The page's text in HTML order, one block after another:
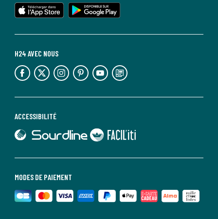
MODES DE PAIEMENT
ACCESSIBILITÉ
lien vers Sourdline
lien vers Faciliti
H24 AVEC NOUS
lien vers l'espace réseaux sociaux lien vers l'espace réseaux sociaux lien vers l'espace réseaux sociaux lien vers l'espace réseaux sociaux lien vers l'espace réseaux sociaux lien vers le blog la redoute
lien vers l'app store
lien vers google play